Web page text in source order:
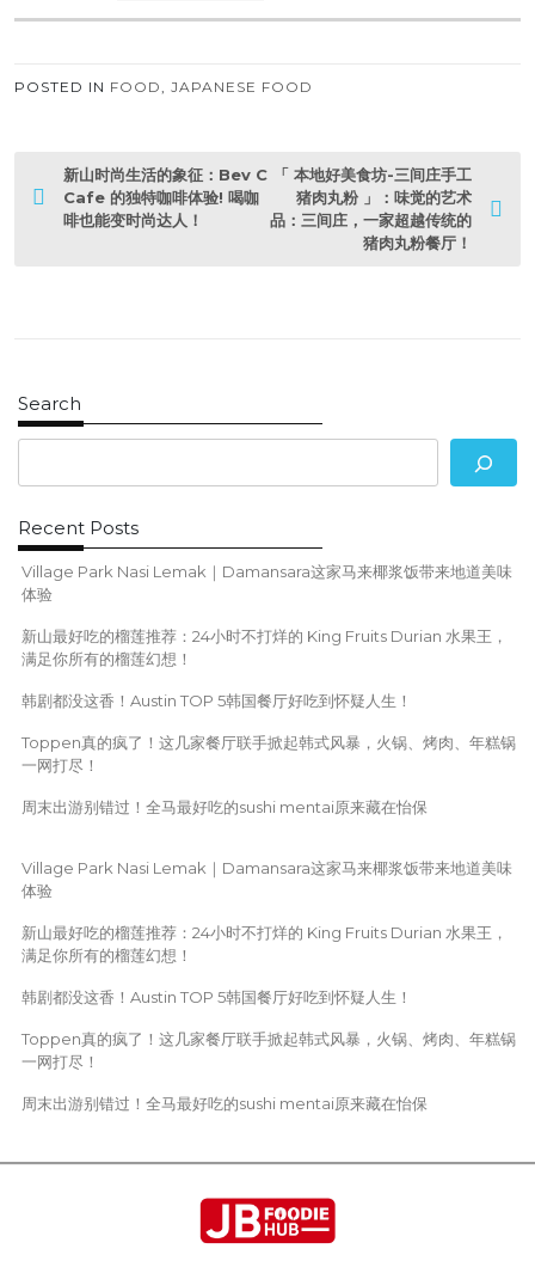
POSTED IN FOOD JAPANESE FOOD
o
a
t
新山时尚生活的象征：Bev C
Cafe 的独特咖啡体验! 喝咖
啡也能变时尚达人！
「 本地好美食坊-三间庄手工
猪肉丸粉 」：味觉的艺术
品：三间庄，一家超越传统的
猪肉丸粉餐厅！
Search
Recent Posts
Village Park Nasi Lemak｜Damansara这家马来椰浆饭带来地道美味
体验
新山最好吃的榴莲推荐：24小时不打烊的 King Fruits Durian 水果王，
满足你所有的榴莲幻想！
韩剧都没这香！Austin TOP 5韩国餐厅好吃到怀疑人生！
Toppen真的疯了！这几家餐厅联手掀起韩式风暴，火锅、烤肉、年糕锅
一网打尽！
周末出游别错过！全马最好吃的sushi mentai原来藏在怡保
Village Park Nasi Lemak｜Damansara这家马来椰浆饭带来地道美味
体验
新山最好吃的榴莲推荐：24小时不打烊的 King Fruits Durian 水果王，
满足你所有的榴莲幻想！
韩剧都没这香！Austin TOP 5韩国餐厅好吃到怀疑人生！
Toppen真的疯了！这几家餐厅联手掀起韩式风暴，火锅、烤肉、年糕锅
一网打尽！
周末出游别错过！全马最好吃的sushi mentai原来藏在怡保